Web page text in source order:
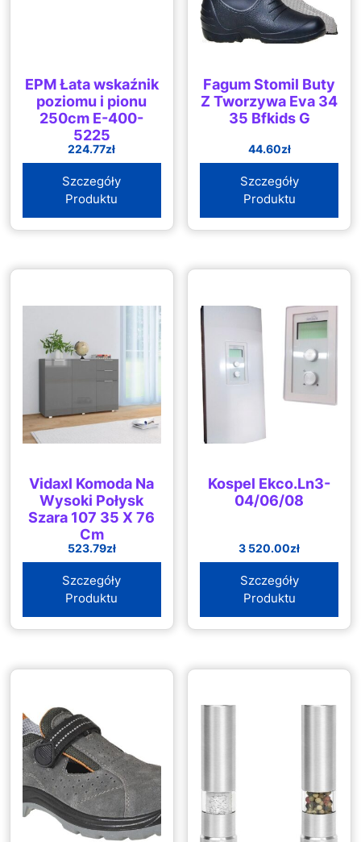
EPM Łata wskaźnik
poziomu i pionu
250cm E-400-
5225
224.77zł
Szczegóły
Produktu
Fagum Stomil Buty
Z Tworzywa Eva 34
35 Bfkids G
44.60zł
Szczegóły
Produktu
Vidaxl Komoda Na
Wysoki Połysk
Szara 107 35 X 76
Cm
523.79zł
Szczegóły
Produktu
Kospel Ekco.Ln3-
04/06/08
3 520.00zł
Szczegóły
Produktu